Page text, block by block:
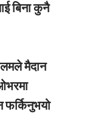
बिना कुनै
मैदान
फर्किनुभयो